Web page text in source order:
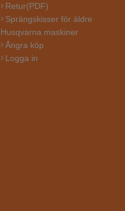
Retur(PDF)
Sprängskisser för äldre
Husqvarna maskiner
Ångra köp
Logga in